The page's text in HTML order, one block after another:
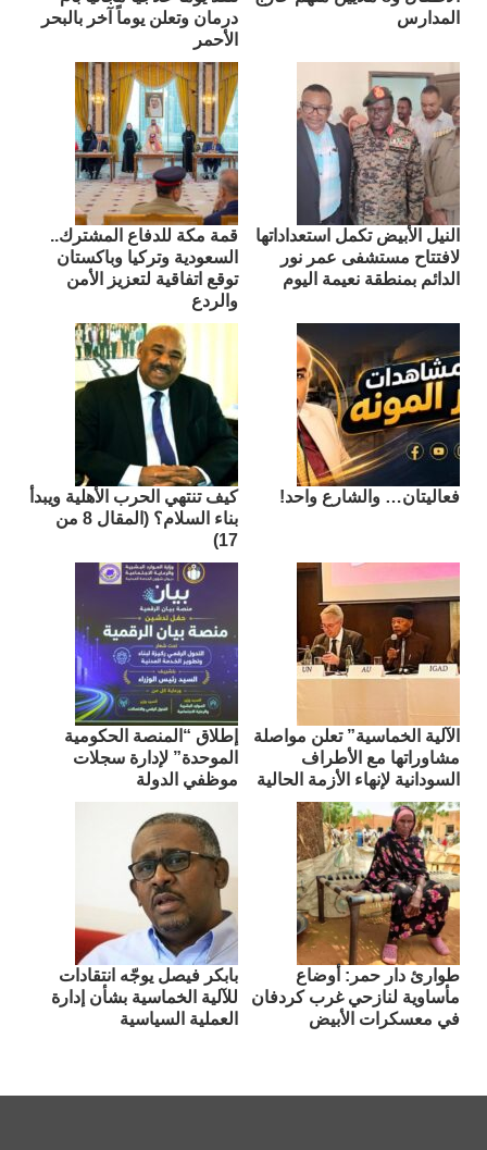
المدارس
درمان وتعلن يوماً آخر بالبحر
الأحمر
النيل الأبيض تكمل استعداداتها
لافتتاح مستشفى عمر نور
الدائم بمنطقة نعيمة اليوم
قمة مكة للدفاع المشترك..
السعودية وتركيا وباكستان
توقع اتفاقية لتعزيز الأمن
والردع
فعاليتان… والشارع واحد!
كيف تنتهي الحرب الأهلية ويبدأ
بناء السلام؟ (المقال 8 من
17)
الآلية الخماسية” تعلن مواصلة
مشاوراتها مع الأطراف
السودانية لإنهاء الأزمة الحالية
إطلاق “المنصة الحكومية
الموحدة” لإدارة سجلات
موظفي الدولة
طوارئ دار حمر: أوضاع
مأساوية لنازحي غرب كردفان
في معسكرات الأبيض
بابكر فيصل يوجّه انتقادات
للآلية الخماسية بشأن إدارة
العملية السياسية